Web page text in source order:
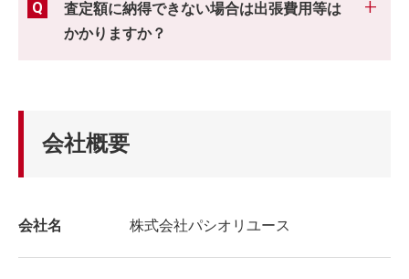
査定額に納得できない場合は出張費用等は
かかりますか？
会社概要
会社名 株式会社パシオリユース